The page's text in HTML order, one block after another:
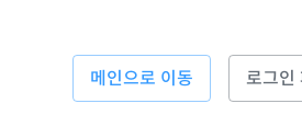
메인으로 이동 로그인